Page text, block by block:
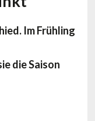
Im Frühling
die Saison